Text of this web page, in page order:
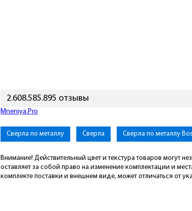
2.608.585.895 отзывы
Mneniya.Pro
Свёрла по металлу Сверла Свёрла по металлу
Внимание! Действительный цвет и текстура товаров могут
оставляет за собой право на изменение комплектации и
комплекте поставки и внешнем виде, может отличаться от